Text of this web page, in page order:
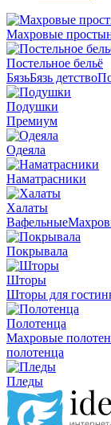
Махровые
Постельное бельё
БязьБязь детство
Подушки
Премиум
Одеяла
Наматрасники
Халаты
Вафельные
Покрывала
Шторы
Шторы для
Полотенца
Махровые
полотенца
Пледы